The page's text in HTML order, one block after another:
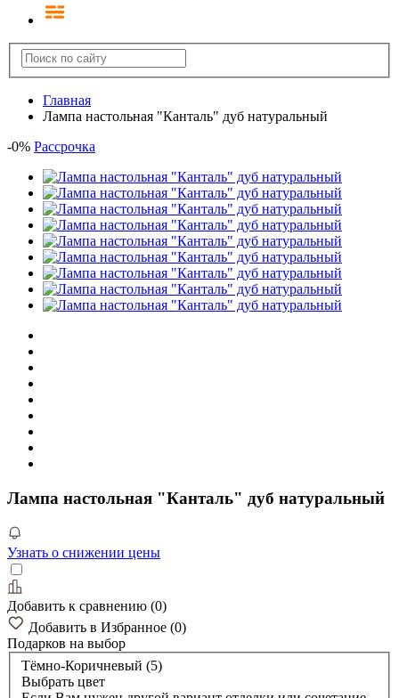
Главная
Лампа настольная "Канталь" дуб натуральный
-0% Рассрочка
Лампа настольная "Канталь" дуб натуральный
Узнать о снижении цены
Добавить к сравнению (0)
Добавить в Избранное (0)
Подарков на выбор
Тёмно-Коричневый (5)
Выбрать цвет